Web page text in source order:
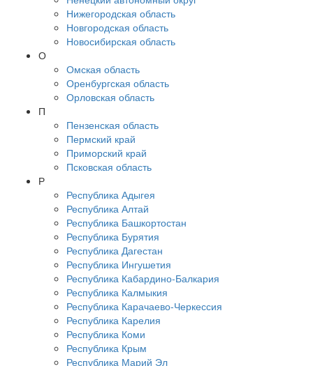
Нижегородская область
Новгородская область
Новосибирская область
О
Омская область
Оренбургская область
Орловская область
П
Пензенская область
Пермский край
Приморский край
Псковская область
Р
Республика Адыгея
Республика Алтай
Республика Башкортостан
Республика Бурятия
Республика Дагестан
Республика Ингушетия
Республика Кабардино-Балкария
Республика Калмыкия
Республика Карачаево-Черкессия
Республика Карелия
Республика Коми
Республика Крым
Республика Марий Эл